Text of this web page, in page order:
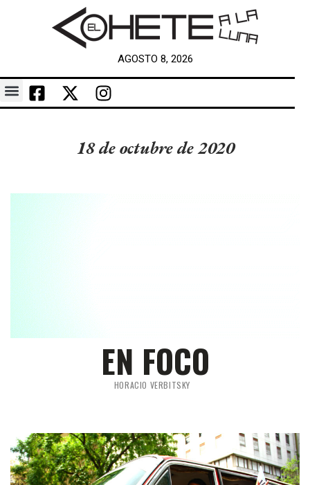
AGOSTO 8, 2026
18 de octubre de 2020
EN FOCO
HORACIO VERBITSKY